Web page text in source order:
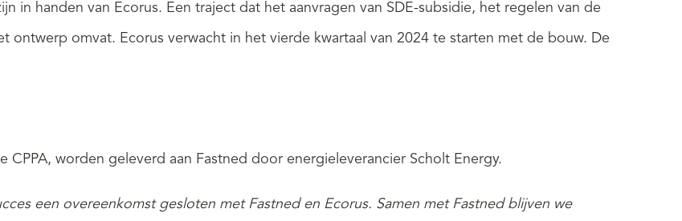
in handen van Ecorus. Een traject dat het aanvragen van SDE-subsidie, het regelen van de
ontwerp omvat. Ecorus verwacht in het vierde kwartaal van 2024 te starten met de bouw. De
worden geleverd aan Fastned door energieleverancier Scholt Energy.
een overeenkomst gesloten met Fastned en Ecorus. Samen met Fastned blijven we